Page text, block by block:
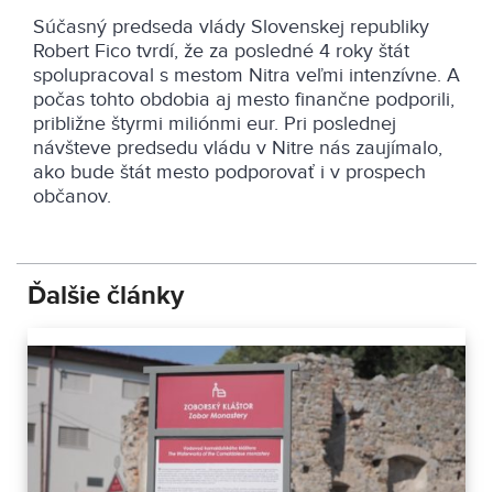
Súčasný predseda vlády Slovenskej republiky
Robert Fico tvrdí, že za posledné 4 roky štát
spolupracoval s mestom Nitra veľmi intenzívne. A
počas tohto obdobia aj mesto finančne podporili,
približne štyrmi miliónmi eur. Pri poslednej
návšteve predsedu vládu v Nitre nás zaujímalo,
ako bude štát mesto podporovať i v prospech
občanov.
Ďalšie články